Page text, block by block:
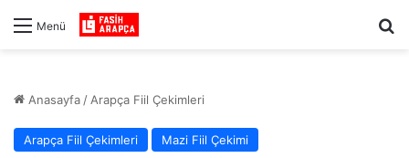
Menü
Anasayfa / Arapça Fiil Çekimleri
Arapça Fiil Çekimleri Mazi Fiil Çekimi